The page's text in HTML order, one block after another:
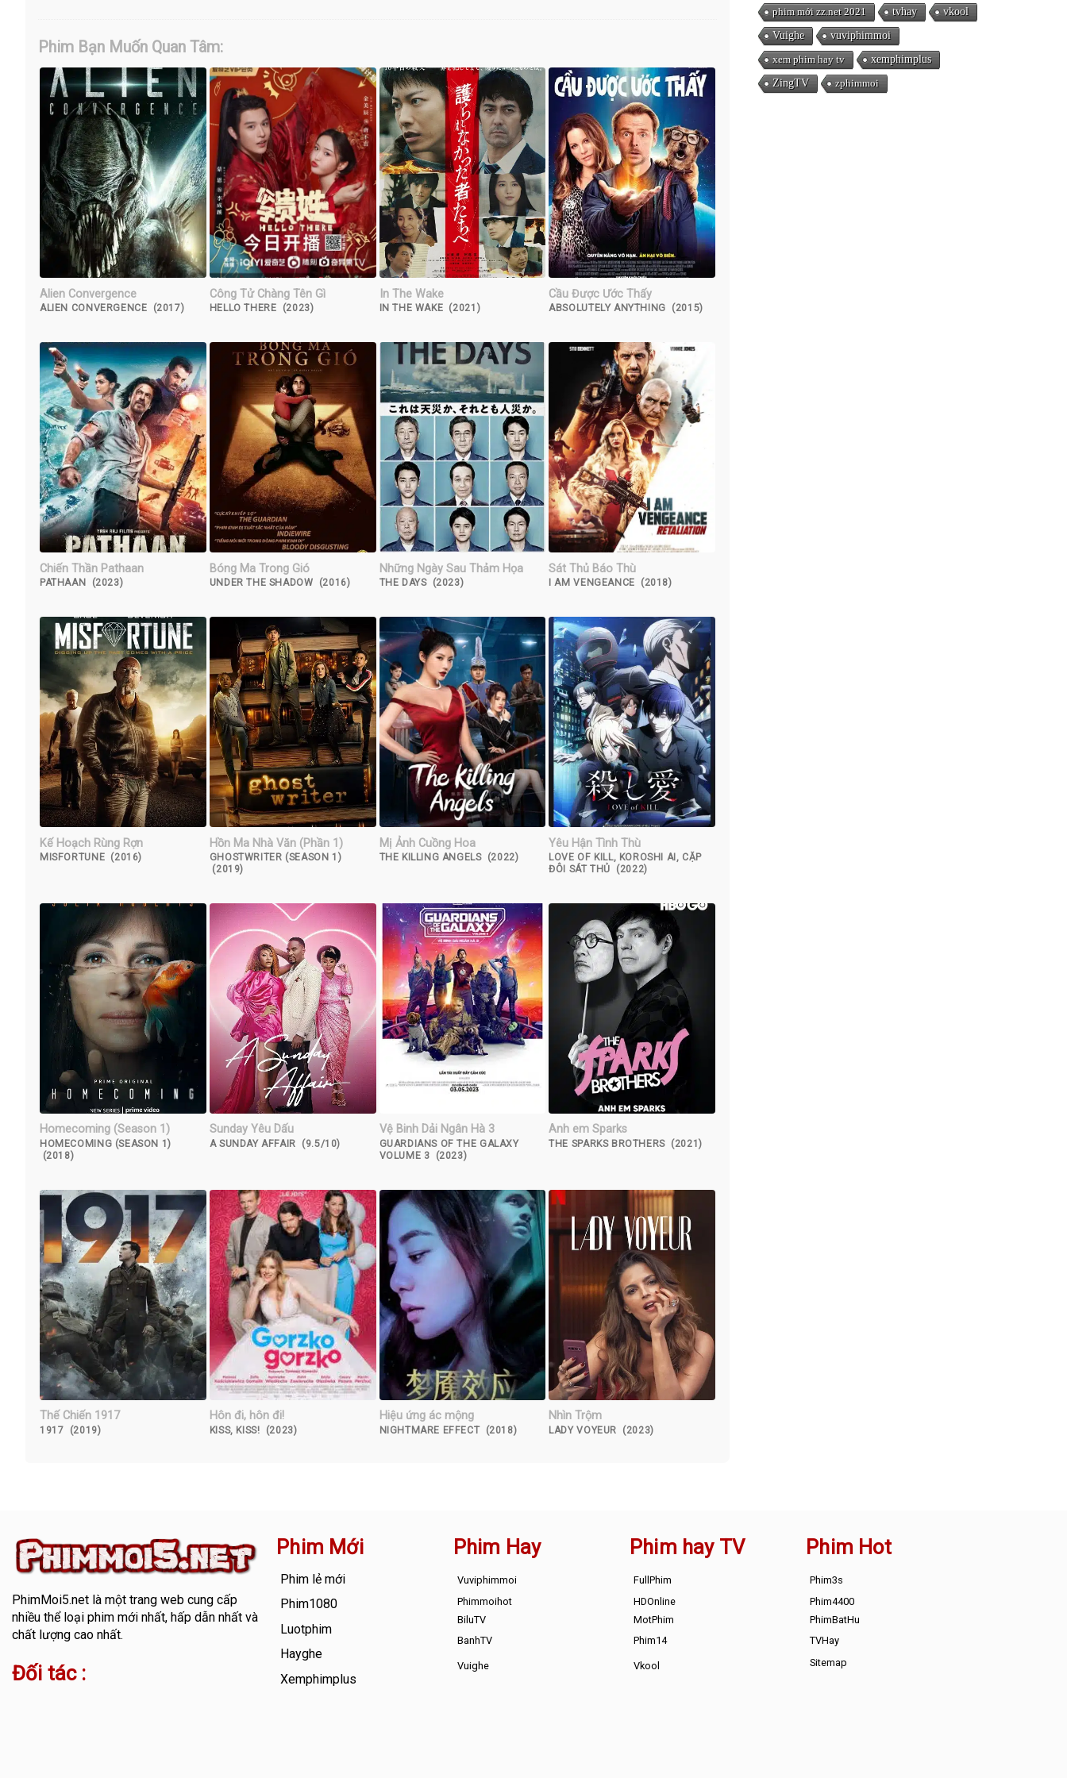
Phim Bạn Muốn Quan Tâm:
Alien Convergence
ALIEN CONVERGENCE (2017)
Công Tử Chàng Tên Gì
HELLO THERE (2023)
In The Wake
IN THE WAKE (2021)
Cầu Được Ước Thấy
ABSOLUTELY ANYTHING (2015)
Chiến Thần Pathaan
PATHAAN (2023)
Bóng Ma Trong Gió
UNDER THE SHADOW (2016)
Những Ngày Sau Thảm Họa
THE DAYS (2023)
Sát Thủ Báo Thù
I AM VENGEANCE (2018)
Kế Hoạch Rùng Rợn
MISFORTUNE (2016)
Hồn Ma Nhà Văn (Phần 1)
GHOSTWRITER (SEASON 1)
(2019)
Mị Ảnh Cuồng Hoa
THE KILLING ANGELS (2022)
Yêu Hận Tình Thù
LOVE OF KILL, KOROSHI AI, CẶP
ĐÔI SÁT THỦ (2022)
Homecoming (Season 1)
HOMECOMING (SEASON 1)
(2018)
Sunday Yêu Dấu
A SUNDAY AFFAIR (9.5/10)
Vệ Binh Dải Ngân Hà 3
GUARDIANS OF THE GALAXY
VOLUME 3 (2023)
Anh em Sparks
THE SPARKS BROTHERS (2021)
Thế Chiến 1917
1917 (2019)
Hôn đi, hôn đi!
KISS, KISS! (2023)
Hiệu ứng ác mộng
NIGHTMARE EFFECT (2018)
Nhìn Trộm
LADY VOYEUR (2023)
phim mới zz.net 2021 tvhay
vkool
Vuighe
vuviphimmoi
xem phim hay tv
xemphimplus
ZingTV
zphimmoi
PhimMoi5.netlà một trang web cung cấp
nhiều thể loại phim mới nhất, hấp dẫn nhất và
chất lượng cao nhất.
Đối tác :
Phim Mới
Phim lẻ mới
Phim1080
Luotphim
Hayghe
Xemphimplus
Phim Hay
Vuviphimmoi
Phimmoihot
BiluTV
BanhTV
Vuighe
Phim hay TV
FullPhim
HDOnline
MotPhim
Phim14
Vkool
Phim Hot
Phim3s
Phim4400
PhimBatHu
TVHay
Sitemap